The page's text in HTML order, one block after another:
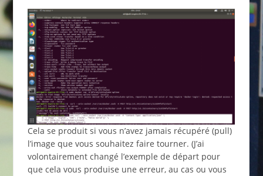
Cela se produit si vous n’avez jamais récupéré (pull)
l’image que vous souhaitez faire tourner. (J’ai
volontairement changé l’exemple de départ pour
que cela vous produise une erreur, au cas ou vous